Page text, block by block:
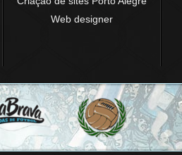
Web designer